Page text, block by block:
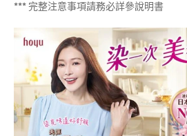
*** 完整注意事項請務必詳參說明書